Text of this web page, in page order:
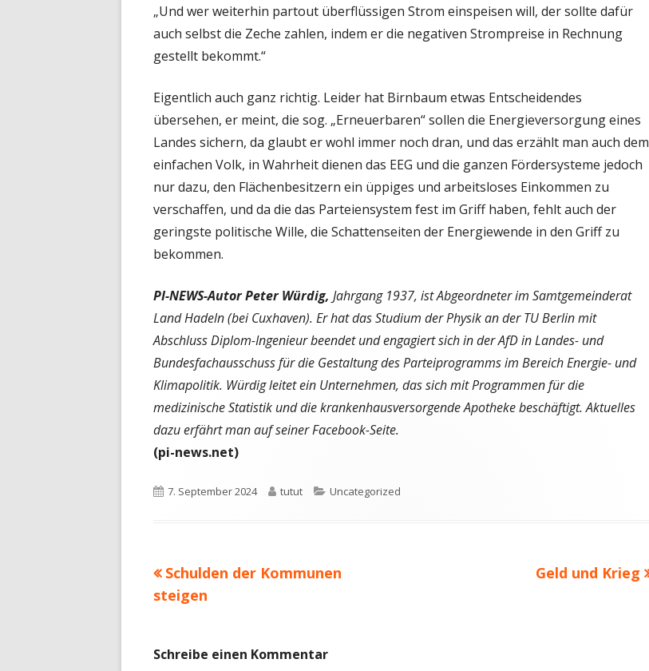
„Und wer weiterhin partout überflüssigen Strom einspeisen will, der sollte dafür
auch selbst die Zeche zahlen, indem er die negativen Strompreise in Rechnung
gestellt bekommt.“
Eigentlich auch ganz richtig. Leider hat Birnbaum etwas Entscheidendes
übersehen, er meint, die sog. „Erneuerbaren“ sollen die Energieversorgung eines
Landes sichern, da glaubt er wohl immer noch dran, und das erzählt man auch dem
einfachen Volk, in Wahrheit dienen das EEG und die ganzen Fördersysteme jedoch
nur dazu, den Flächenbesitzern ein üppiges und arbeitsloses Einkommen zu
verschaffen, und da die das Parteiensystem fest im Griff haben, fehlt auch der
geringste politische Wille, die Schattenseiten der Energiewende in den Griff zu
bekommen.
PI-NEWS-Autor Peter Würdig, Jahrgang 1937, ist Abgeordneter im Samtgemeinderat
Land Hadeln (bei Cuxhaven). Er hat das Studium der Physik an der TU Berlin mit
Abschluss Diplom-Ingenieur beendet und engagiert sich in der AfD in Landes- und
Bundesfachausschuss für die Gestaltung des Parteiprogramms im Bereich Energie- und
Klimapolitik. Würdig leitet ein Unternehmen, das sich mit Programmen für die
medizinische Statistik und die krankenhausversorgende Apotheke beschäftigt. Aktuelles
dazu erfährt man auf seiner Facebook-Seite.
(pi-news.net)
Veröffentlicht
7. September 2024 Autor
tutut Kategorien
Uncategorized
Beitragsnavigation
Vorheriger
Beitrag:
Schulden der Kommunen
steigen
Nächster
Geld und Krieg
Schreibe einen Kommentar